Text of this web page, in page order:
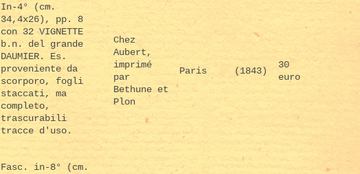
In-4° (cm.
34,4x26), pp. 8
con 32 VIGNETTE
b.n. del grande
DAUMIER. Es.
proveniente da
scorporo, fogli
staccati, ma
completo,
trascurabili
tracce d'uso.
Chez
Aubert,
imprimé
par
Bethune et
Plon
Paris (1843)
30
euro
Fasc. in-8° (cm.